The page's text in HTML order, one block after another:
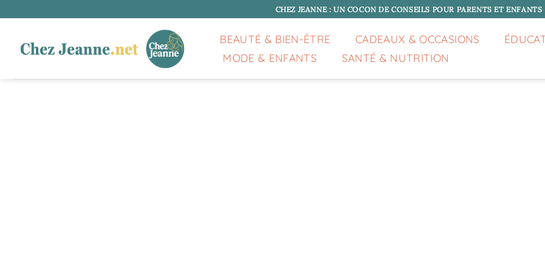
au
CHEZ JEANNE : UN COCON DE CONSEILS POUR PARENTS ET ENFANTS
BEAUTÉ & BIEN-ÊTRE CADEAUX & OCCASIONS
MODE & ENFANTS
SANTÉ & NUTRITION